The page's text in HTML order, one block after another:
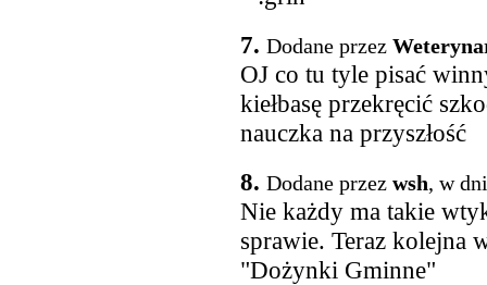
7. Dodane przez
OJ co tu tyle pisać
kiełbasę przekręcić
nauczka na przyszłość
8. Dodane przez wsh, w
Nie każdy ma takie
sprawie. Teraz kolejna
"Dożynki Gminne"